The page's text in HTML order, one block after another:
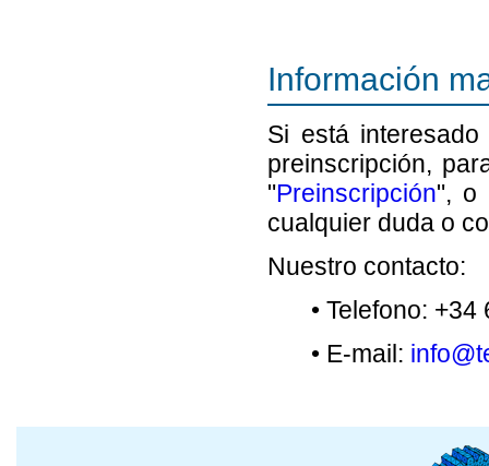
Información
Si está
preinscripción,
"Preinscripción", o
cualquier duda o
Nuestro contacto:
• Telefono:
• E-mail: